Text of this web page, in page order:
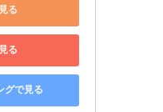
る
る
グで見る